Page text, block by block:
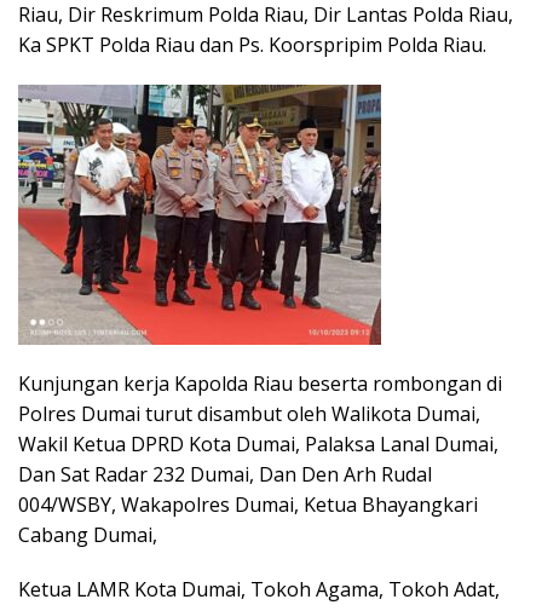
Riau, Dir Reskrimum Polda Riau, Dir Lantas Polda Riau,
Ka SPKT Polda Riau dan Ps. Koorspripim Polda Riau.
Kunjungan kerja Kapolda Riau beserta rombongan di
Polres Dumai turut disambut oleh Walikota Dumai,
Wakil Ketua DPRD Kota Dumai, Palaksa Lanal Dumai,
Dan Sat Radar 232 Dumai, Dan Den Arh Rudal
004/WSBY, Wakapolres Dumai, Ketua Bhayangkari
Cabang Dumai,
Ketua LAMR Kota Dumai, Tokoh Agama, Tokoh Adat,